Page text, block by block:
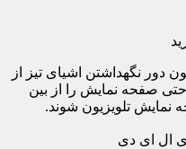
دور نگهداشتن اشیای تیز از
صفحه نمایش را از بین
نمایش تلویزیون شوند.